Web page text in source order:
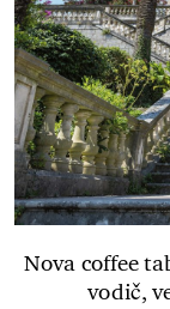
Nova coffee
vodič,